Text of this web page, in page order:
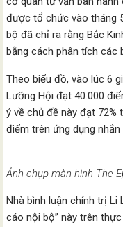
được tổ chức vào tháng
bộ đã chỉ ra rằng Bắc
bằng cách phân tích các
Theo biểu đồ, vào lúc 6
Lưỡng Hội đạt 40.000
ý về chủ đề này đạt 72%
điểm trên ứng dụng nhắn
Ảnh chụp màn hình The
Nhà bình luận chính trị Li
cáo nội bộ” này trên